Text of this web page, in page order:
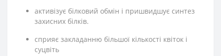
активізує білковий обмін і пришвидшує синтез
захисних білків.
сприяє закладанню більшої кількості квіток і
суцвіть